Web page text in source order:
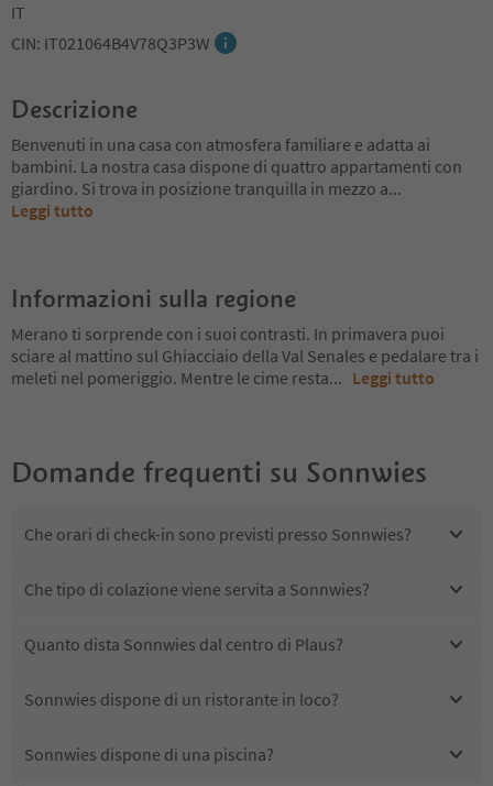
IT
CIN: IT021064B4V78Q3P3W
Descrizione
Benvenuti in una casa con atmosfera familiare e adatta ai
bambini. La nostra casa dispone di quattro appartamenti con
giardino. Si trova in posizione tranquilla in mezzo a...
Leggi tutto
Informazioni sulla regione
Merano ti sorprende con i suoi contrasti. In primavera puoi
sciare al mattino sul Ghiacciaio della Val Senales e pedalare tra i
meleti nel pomeriggio. Mentre le cime resta... Leggi tutto
Domande frequenti su Sonnwies
Che orari di check-in sono previsti presso Sonnwies?
Che tipo di colazione viene servita a Sonnwies?
Quanto dista Sonnwies dal centro di Plaus?
Sonnwies dispone di un ristorante in loco?
Sonnwies dispone di una piscina?